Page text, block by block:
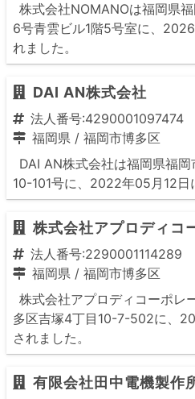
株式会社NOMANOは福岡県
6号青雲ビル1階5号室に、
れました。
DAI AN株式会社
法人番号:4290001097474
福岡県 / 福岡市博多区
DAI AN株式会社は福岡県福
10-101号に、2022年05月12日
株式会社アプロディコ
法人番号:2290001114289
福岡県 / 福岡市博多区
株式会社アプロディコーポレ
多区吉塚4丁目10-7-502に、
されました。
有限会社田中電機製作